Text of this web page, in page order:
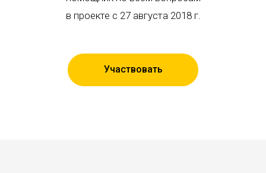
в проекте с 27 августа 2018 г.
Участвовать